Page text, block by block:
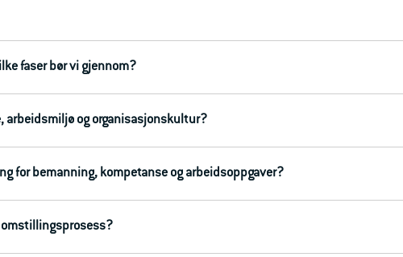
faser bør vi gjennom?
arbeidsmiljø og organisasjonskultur?
for bemanning, kompetanse og arbeidsoppgaver?
omstillingsprosess?